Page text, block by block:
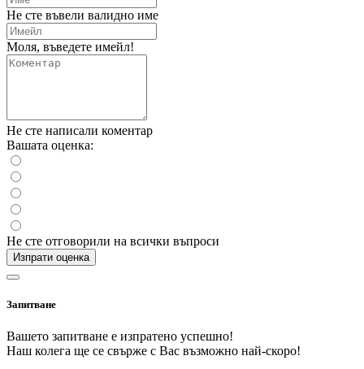
Не сте въвели валидно име
Моля, въведете имейл!
Не сте написали коментар
Вашата оценка:
Не сте отговорили на всички въпроси
Изпрати оценка
Запитване
Вашето запитване е изпратено успешно!
Наш колега ще се свърже с Вас възможно най-скоро!